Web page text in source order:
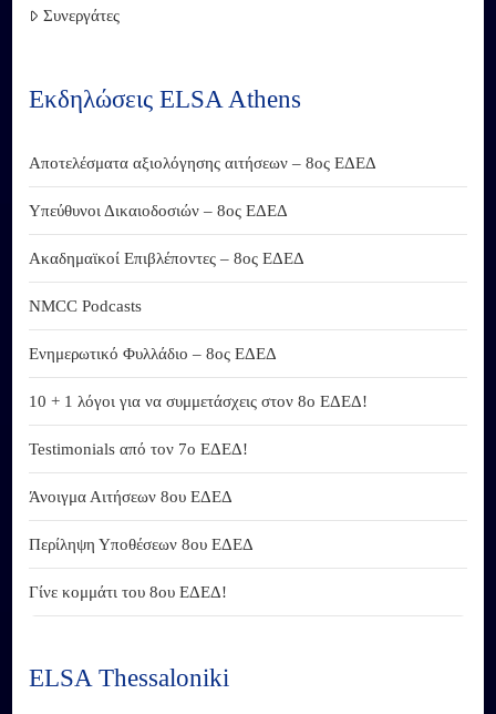
Συνεργάτες
Εκδηλώσεις ELSA Athens
Αποτελέσματα αξιολόγησης αιτήσεων – 8ος ΕΔΕΔ
Υπεύθυνοι Δικαιοδοσιών – 8ος ΕΔΕΔ
Ακαδημαϊκοί Επιβλέποντες – 8ος ΕΔΕΔ
NMCC Podcasts
Ενημερωτικό Φυλλάδιο – 8ος ΕΔΕΔ
10 + 1 λόγοι για να συμμετάσχεις στον 8ο ΕΔΕΔ!
Testimonials από τον 7ο ΕΔΕΔ!
Άνοιγμα Αιτήσεων 8ου ΕΔΕΔ
Περίληψη Υποθέσεων 8ου ΕΔΕΔ
Γίνε κομμάτι του 8ου ΕΔΕΔ!
ELSA Thessaloniki